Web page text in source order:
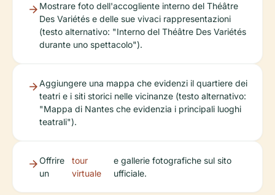
Mostrare foto dell'accogliente interno del Théâtre
Des Variétés e delle sue vivaci rappresentazioni
(testo alternativo: "Interno del Théâtre Des Variétés
durante uno spettacolo").
Aggiungere una mappa che evidenzi il quartiere dei
teatri e i siti storici nelle vicinanze (testo alternativo:
"Mappa di Nantes che evidenzia i principali luoghi
teatrali").
Offrire
un
tour
virtuale
e gallerie fotografiche sul sito
ufficiale.